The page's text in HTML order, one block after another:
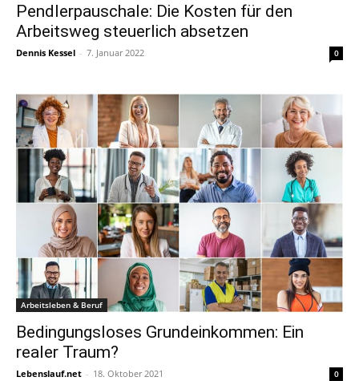
Pendlerpauschale: Die Kosten für den
Arbeitsweg steuerlich absetzen
Dennis Kessel - 7. Januar 2022 0
Arbeitsleben & Beruf
Bedingungsloses Grundeinkommen: Ein
realer Traum?
Lebenslauf.net - 18. Oktober 2021 0